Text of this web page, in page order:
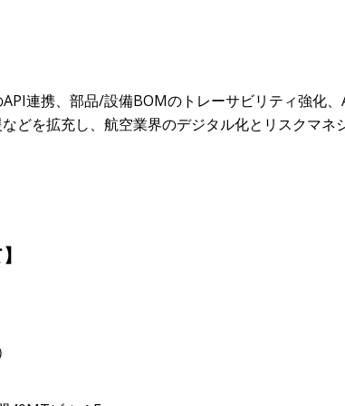
連携、部品/設備BOMのトレーサビリティ強化
どを拡充し、航空業界のデジタル化とリスクマネ